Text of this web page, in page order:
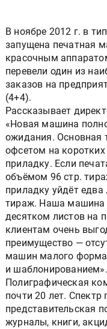
В ноябре 2012 г. в
запущена печатная
красочным
перевели один из
заказов на
(4+4).
Рассказывает
«Новая машина
ожидания. Основная
офсетом на
приладку. Если
объёмом 96 стр.
приладку уйдёт
тираж. Наша машина
десятком листов на
клиентам очень
преимущество —
машин малого
и шаблонированием».
Полиграфическая
почти 20 лет. Спектр
представительская
журналы, книги,